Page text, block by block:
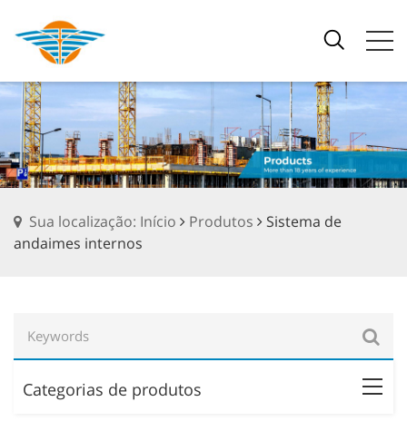
Sua localização: Início Produtos
Sistema de
andaimes internos
Categorias de produtos